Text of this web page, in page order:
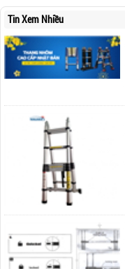
Tin Xem Nhiều